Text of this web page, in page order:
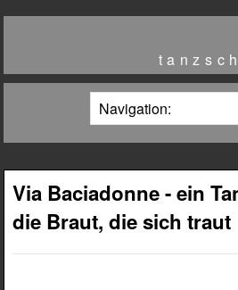
Via Baciadonne - ein
die Braut, die sich traut